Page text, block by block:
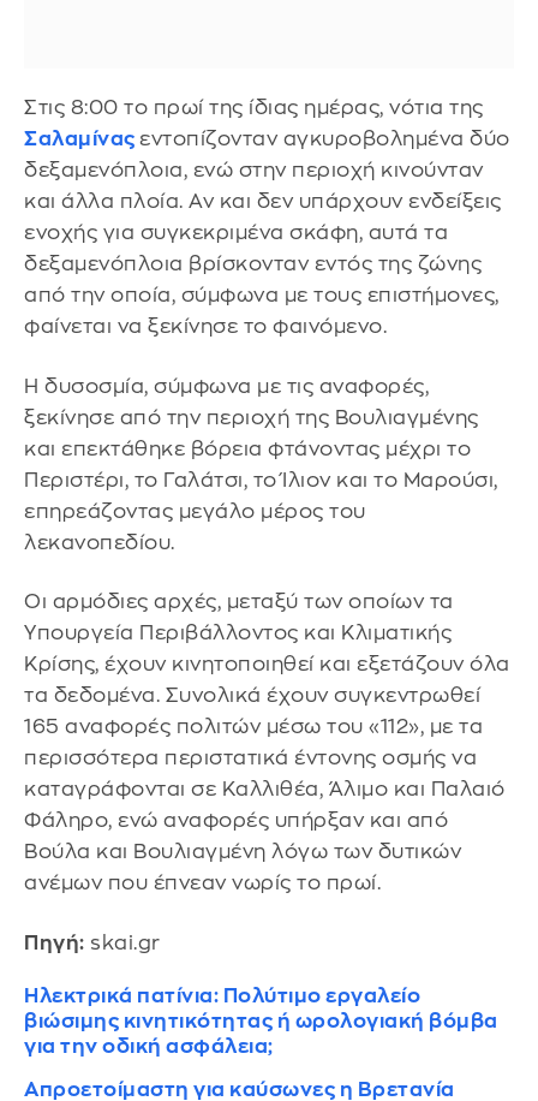
Στις 8:00 το πρωί της ίδιας ημέρας, νότια της
Σαλαμίνας εντοπίζονταν αγκυροβολημένα δύο
δεξαμενόπλοια, ενώ στην περιοχή κινούνταν
και άλλα πλοία. Αν και δεν υπάρχουν ενδείξεις
ενοχής για συγκεκριμένα σκάφη, αυτά τα
δεξαμενόπλοια βρίσκονταν εντός της ζώνης
από την οποία, σύμφωνα με τους επιστήμονες,
φαίνεται να ξεκίνησε το φαινόμενο.
Η δυσοσμία, σύμφωνα με τις αναφορές,
ξεκίνησε από την περιοχή της Βουλιαγμένης
και επεκτάθηκε βόρεια φτάνοντας μέχρι το
Περιστέρι, το Γαλάτσι, το Ίλιον και το Μαρούσι,
επηρεάζοντας μεγάλο μέρος του
λεκανοπεδίου.
Οι αρμόδιες αρχές, μεταξύ των οποίων τα
Υπουργεία Περιβάλλοντος και Κλιματικής
Κρίσης, έχουν κινητοποιηθεί και εξετάζουν όλα
τα δεδομένα. Συνολικά έχουν συγκεντρωθεί
165 αναφορές πολιτών μέσω του «112», με τα
περισσότερα περιστατικά έντονης οσμής να
καταγράφονται σε Καλλιθέα, Άλιμο και Παλαιό
Φάληρο, ενώ αναφορές υπήρξαν και από
Βούλα και Βουλιαγμένη λόγω των δυτικών
ανέμων που έπνεαν νωρίς το πρωί.
Πηγή: skai.gr
Ηλεκτρικά πατίνια: Πολύτιμο εργαλείο
βιώσιμης κινητικότητας ή ωρολογιακή βόμβα
για την οδική ασφάλεια;
Απροετοίμαστη για καύσωνες η Βρετανία